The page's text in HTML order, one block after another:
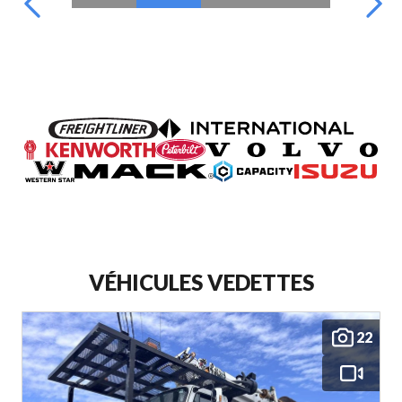
VÉHICULES VEDETTES
22